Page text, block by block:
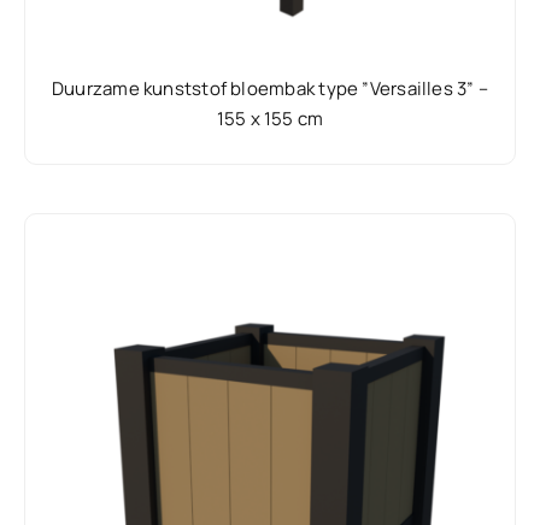
Duurzame kunststof bloembak type ”Versailles 3” –
155 x 155 cm